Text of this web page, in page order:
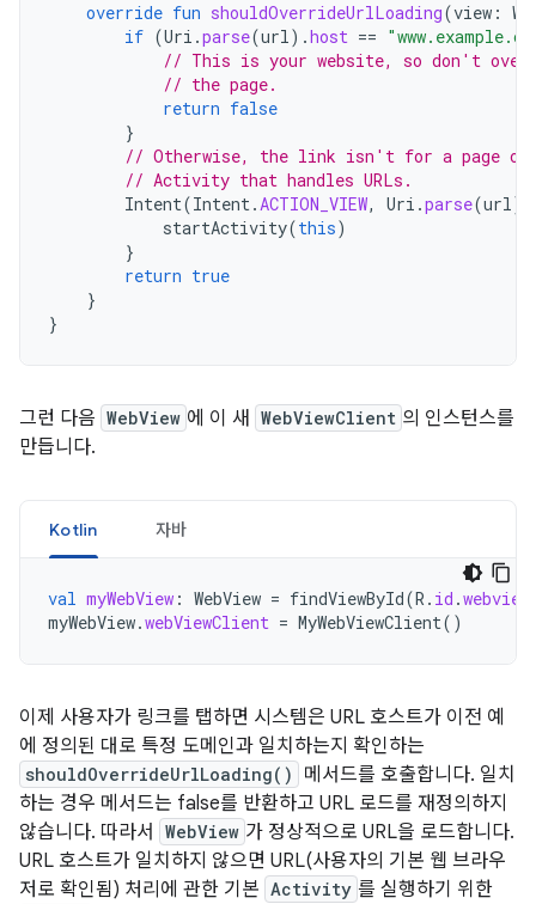
override fun shouldOverrideUrlLoading(view :
if (Uri .parse(url).host ==
// This is your website, so don't
// the page.
return false
}
// Otherwise, the link isn't for a page on
// Activity that handles URLs.
Intent(Intent.ACTION_VIEW, Uri .parse(url
startActivity(this)
}
return true
}
}
그런 다음 WebView 에 이 새 WebViewClient 의 인스턴스를
만듭니다.
Kotlin 자바
val myWebView : WebView = findViewById(R . id .webview
myWebView.webViewClient = MyWebViewClient()
이제 사용자가 링크를 탭하면 시스템은 URL 호스트가 이전 예
에 정의된 대로 특정 도메인과 일치하는지 확인하는
shouldOverrideUrlLoading()
메서드를 호출합니다. 일치
하는 경우 메서드는 false를 반환하고 URL 로드를 재정의하지
않습니다. 따라서
WebView 가 정상적으로 URL을 로드합니다.
URL 호스트가 일치하지 않으면 URL(사용자의 기본 웹 브라우
저로 확인됨) 처리에 관한 기본 Activity 를 실행하기 위한